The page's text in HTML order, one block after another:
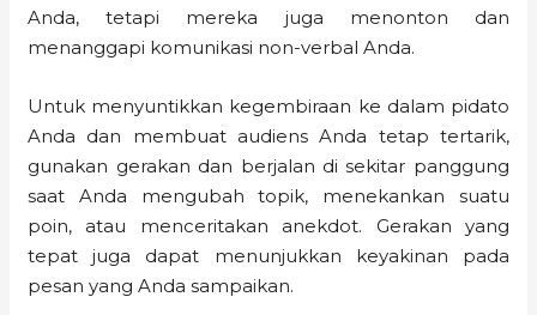
Anda, tetapi mereka juga menonton dan
menanggapi komunikasi non-verbal Anda.
Untuk menyuntikkan kegembiraan ke dalam pidato
Anda dan membuat audiens Anda tetap tertarik,
gunakan gerakan dan berjalan di sekitar panggung
saat Anda mengubah topik, menekankan suatu
poin, atau menceritakan anekdot. Gerakan yang
tepat juga dapat menunjukkan keyakinan pada
pesan yang Anda sampaikan.